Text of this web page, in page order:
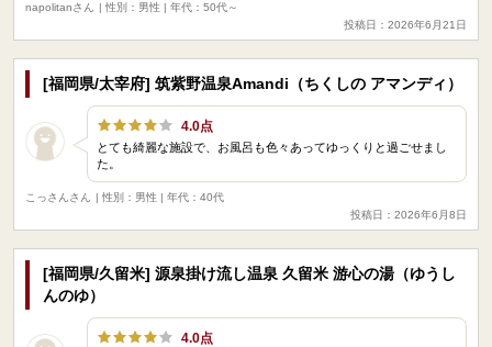
napolitanさん
| 性別：男性 | 年代：50代～
投稿日：2026年6月21日
[福岡県/太宰府] 筑紫野温泉Amandi（ちくしの アマンディ）
4.0点
とても綺麗な施設で、お風呂も色々あってゆっくりと過ごせまし
た。
こっさんさん
| 性別：男性 | 年代：40代
投稿日：2026年6月8日
[福岡県/久留米] 源泉掛け流し温泉 久留米 游心の湯（ゆうし
んのゆ）
4.0点